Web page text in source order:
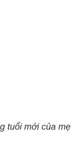
tuổi mới của mẹ